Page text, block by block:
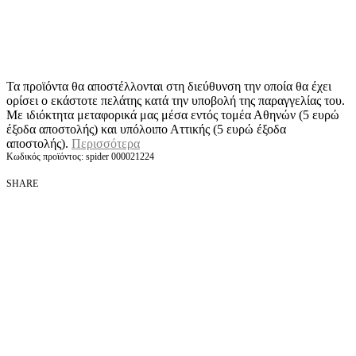
Τα προϊόντα θα αποστέλλονται στη διεύθυνση την οποία θα έχει
ορίσει ο εκάστοτε πελάτης κατά την υποβολή της παραγγελίας του.
Με ιδιόκτητα μεταφορικά μας μέσα εντός τομέα Αθηνών (5 ευρώ
έξοδα αποστολής) και υπόλοιπο Αττικής (5 ευρώ έξοδα
αποστολής). Περισσότερα
spider 000021224
SHARE